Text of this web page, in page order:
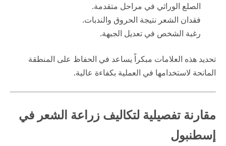
الصلع الوراثي في مراحل متقدمة.
فقدان الشعر نتيجة الحروق والندبات.
رغبة الشخص في تعديل الجبهة.
تحديد هذه العلامات مبكراً يساعد في الحفاظ على المنطقة
المانحة لاستخدامها في العملية بكفاءة عالية.
مقارنة تفصيلية لتكاليف زراعة الشعر في
إسطنبول